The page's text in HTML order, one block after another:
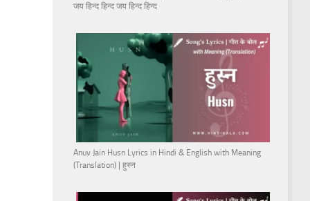
जय हिन्द हिन्द जय हिन्द हिन्द
Anuv Jain Husn Lyrics in Hindi & English with Meaning
(Translation) | हुस्न